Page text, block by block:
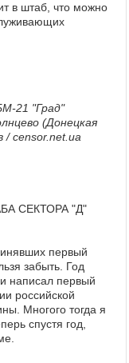
в штаб, что можно
21 "Град"
(Донецкая
censor.net.ua
СЕКТОРА "Д"
первый
забыть. Год
написал первый
российской
Многого тогда я
спустя год,